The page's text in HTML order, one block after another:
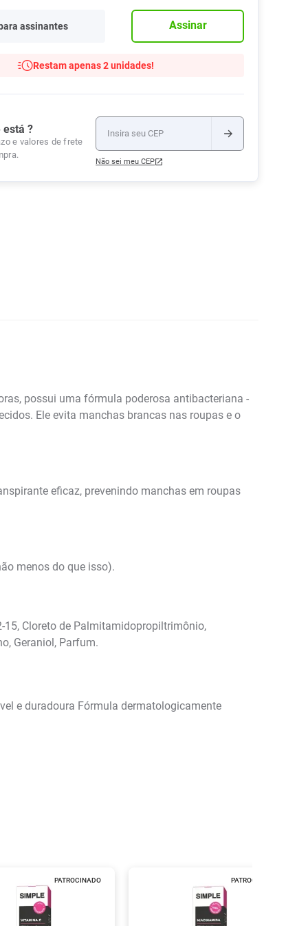
Protetor de Colchão
Tiras para Teste
Esponjas
Ver Tudo
assinantes Assinar
Restam apenas 2 unidades!
está ?
e valores de frete
Não sei meu CEP
possui uma fórmula poderosa antibacteriana -
Ele evita manchas brancas nas roupas e o
eficaz, prevenindo manchas em roupas
menos do que isso).
15, Cloreto de Palmitamidopropiltrimônio,
Geraniol, Parfum.
e duradoura Fórmula dermatologicamente
PATROCINADO PATROCINADO